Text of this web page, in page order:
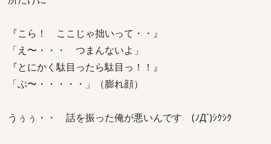
『こら！ ここじゃ拙いって・・』
「え〜・・・ つまんないよ」
『とにかく駄目ったら駄目っ！！』
「ぶ〜・・・・・」（膨れ顔）
うぅぅ・・ 話を振った俺が悪いんです (ﾉД`)ｼｸｼｸ